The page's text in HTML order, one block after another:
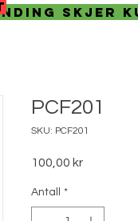
skjer
PCF201
SKU: PCF201
100,00 krPris
Antall *